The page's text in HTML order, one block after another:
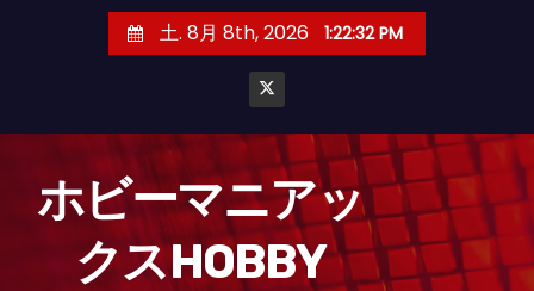
土. 8月 8th, 2026 1:22:33 PM
ホビーマニアッ
クスHOBBY